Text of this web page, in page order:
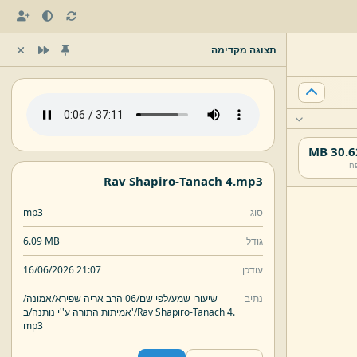
30.62
תצוגה מקדימה
Rav Shapiro-Tanach 4.mp3
סוג mp3
גודל 6.09 MB
עודכן 16/06/2026 21:07
נתיב שיעורי שמע/לפי שם/06 הרב אריה שפירא/
אמונה/
אמיתות התורה ע''י נותנה/ב'/Rav Shapiro-Tanach 4.
mp3